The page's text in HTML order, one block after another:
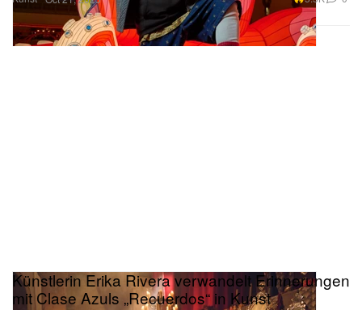
Künstlerin Erika Rivera verwandelt Erinnerungen
mit Clase Azuls „Recuerdos“ in Kunst